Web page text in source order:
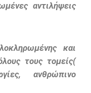
αντιλήψεις
και
τους τομείς(
ανθρώπινο